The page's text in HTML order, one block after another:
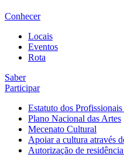
Conhecer
Locais
Eventos
Rota
Saber
Participar
Estatuto dos
Plano Nacional das Artes
Mecenato Cultural
Apoiar a cultura através
Autorização de